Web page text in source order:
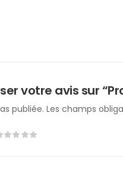
votre avis sur
publiée. Les champs